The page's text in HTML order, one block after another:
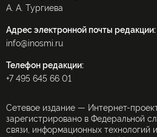
А. А. Тургиева
Адрес электронной почты редакции:
info@inosmi.ru
Телефон редакции:
+7 495 645 66 01
Сетевое издание — Интернет-
зарегистрировано в Федеральной
связи, информационных технологий